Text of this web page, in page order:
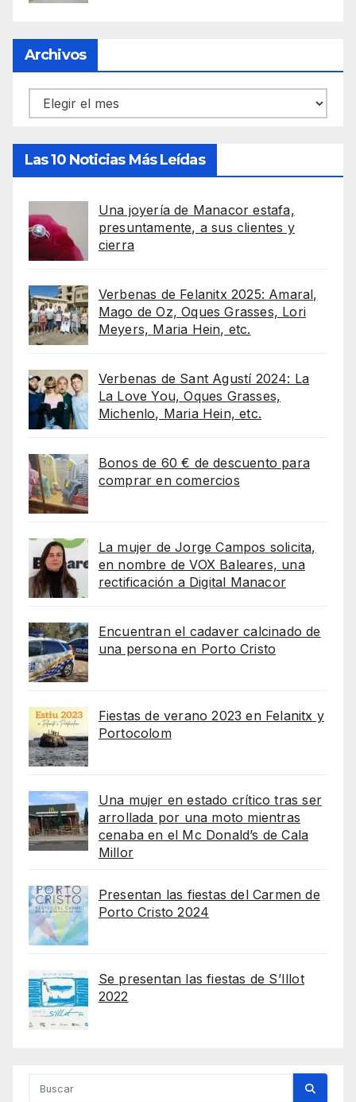
Archivos
Archivos
Las 10 Noticias Más Leídas
Una joyería de Manacor estafa,
presuntamente, a sus clientes y
cierra
Verbenas de Felanitx 2025: Amaral,
Mago de Oz, Oques Grasses, Lori
Meyers, Maria Hein, etc.
Verbenas de Sant Agustí 2024: La
La Love You, Oques Grasses,
Michenlo, Maria Hein, etc.
Bonos de 60 € de descuento para
comprar en comercios
La mujer de Jorge Campos solicita,
en nombre de VOX Baleares, una
rectificación a Digital Manacor
Encuentran el cadaver calcinado de
una persona en Porto Cristo
Fiestas de verano 2023 en Felanitx y
Portocolom
Una mujer en estado crítico tras ser
arrollada por una moto mientras
cenaba en el Mc Donald’s de Cala
Millor
Presentan las fiestas del Carmen de
Porto Cristo 2024
Se presentan las fiestas de S’Illot
2022